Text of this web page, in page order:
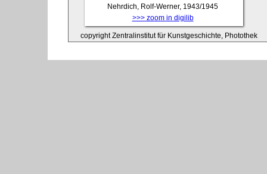
Nehrdich, Rolf-Werner, 1943/1945
>>> zoom in digilib
copyright Zentralinstitut für Kunstgeschichte, Photothek